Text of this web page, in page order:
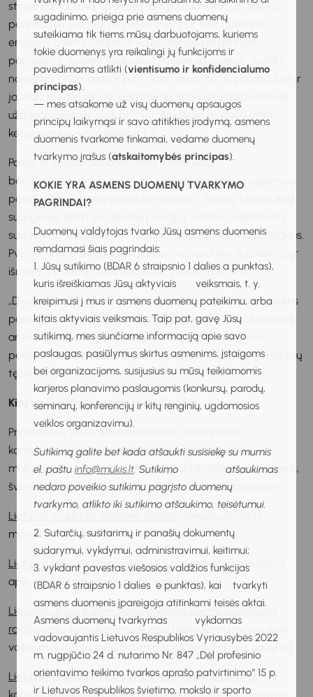
sugadinimo, prieiga prie asmens duomenų
suteikiama tik tiems mūsų darbuotojams, kuriems
tokie duomenys yra reikalingi jų funkcijoms ir
pavedimams atlikti (vientisumo ir konfidencialumo
principas).
— mes atsakome už visų duomenų apsaugos
principų laikymąsi ir savo atitikties įrodymą, asmens
duomenis tvarkome tinkamai, vedame duomenų
tvarkymo įrašus (atskaitomybės principas).
KOKIE YRA ASMENS DUOMENŲ TVARKYMO
PAGRINDAI?
Duomenų valdytojas tvarko Jūsų asmens duomenis
remdamasi šiais pagrindais:
1. Jūsų sutikimo (BDAR 6 straipsnio 1 dalies a punktas),
kuris išreiškiamas Jūsų aktyviais veiksmais, t. y.
kreipimusi į mus ir asmens duomenų pateikimu, arba
kitais aktyviais veiksmais. Taip pat, gavę Jūsų
sutikimą, mes siunčiame informaciją apie savo
paslaugas, pasiūlymus skirtus asmenims, įstaigoms
bei organizacijoms, susijusius su mūsų teikiamomis
karjeros planavimo paslaugomis (konkursų, parodų,
seminarų, konferencijų ir kitų renginių, ugdomosios
veiklos organizavimu).
Sutikimą galite bet kada atšaukti susisiekę su mumis
el. paštu info@mukis.lt. Sutikimo atšaukimas
nedaro poveikio sutikimu pagrįsto duomenų
tvarkymo, atlikto iki sutikimo atšaukimo, teisėtumui.
2. Sutarčių, susitarimų ir panašių dokumentų
sudarymui, vykdymui, administravimui, keitimui;
3. vykdant pavestas viešosios valdžios funkcijas
(BDAR 6 straipsnio 1 dalies e punktas), kai tvarkyti
asmens duomenis įpareigoja atitinkami teisės aktai.
Asmens duomenų tvarkymas vykdomas
vadovaujantis Lietuvos Respublikos Vyriausybės 2022
m. rugpjūčio 24 d. nutarimo Nr. 847 „Dėl profesinio
orientavimo teikimo tvarkos aprašo patvirtinimo“ 15 p.
ir Lietuvos Respublikos švietimo, mokslo ir sporto
streso kamuoliuką, spalvotą raizginį ir kt.), kad jis galėtų
paspaudyti, paminkyti, patampyti ją ir taip nukreipti
energiją; galima išnaudoti vaiko energiją kryptingai –
paprašyti jį išdalinti vadovėlius, sudėti sąsiuvinius, surinkti
naudotas priemones ir pan. Taip vaikas ne tik pajuda, bet ir
jaučiasi reikalingas. Jei pastebima, kad vaiką trikdo didelė
užduočių apimtis, užduotis vertėtų skaidyti: duoti atlikti
kelias, paskui – dar kelias ir t. t.
Pasak A. Kasparavičienės, tėvų ir mokyklos
bendradarbiavimas auginant, ugdant specialiųjų ugdymosi
poreikių turintį vaiką yra labai svarbus – tiesiog būtina, kad
suaugusieji laikytųsi panašių principų, bendrų reikalavimų,
susiderintų veiksmus ir kryptingai spręstų iškylančius iššūkius.
Pvz., jei vaikas per pamoką užduoties neatliko, suplėšė ją ar
išmetė, ją turėtų atlikti namuose, prižiūrimas tėvų.
„Diemedžio“ ugdymo centro specialistai mokyklai ir tėvams
parengia rekomendacijas raštu, kad keičiantis mokytojams
ar vaikui keičiant mokyklas, jos būtų nepamirštamos,
perduodamos tiksliai ir išlaikomas ugdymo principų, metodų
tęstinumas.
Kitų nacionalinių centrų konsultacijos
Primename, kad ir kiti nacionaliniai centrai teikia
konsultacijas švietimo įstaigoms, rengia seminarus,
mokymus pedagogams, mokyklų administracijų atstovams,
švietimo pagalbos specialistams, mokytojų padėjėjams.
Lietuvos įtraukties švietime centras
mokymosi sutrikimus.
Lietuvos aklųjų ir silpnaregių ugdymo centraskonsultuoja
apie regos sutrikimus turinčių vaikų ugdymą.
Lietuvos aklųjų ir silpnaregių ugdymo centro Sutrikusios
raidos vaikų konsultavimo skyrius
teikia konsultacijas apie
vaikų, mokinių, turinčių autizmo spektro sutrikimų, ugdymą.
Lietuvos kurčiųjų ir neprigirdinčiųjų ugdymo centras